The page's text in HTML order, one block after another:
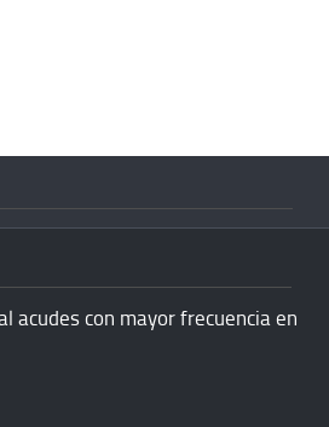
acudes con mayor frecuencia en